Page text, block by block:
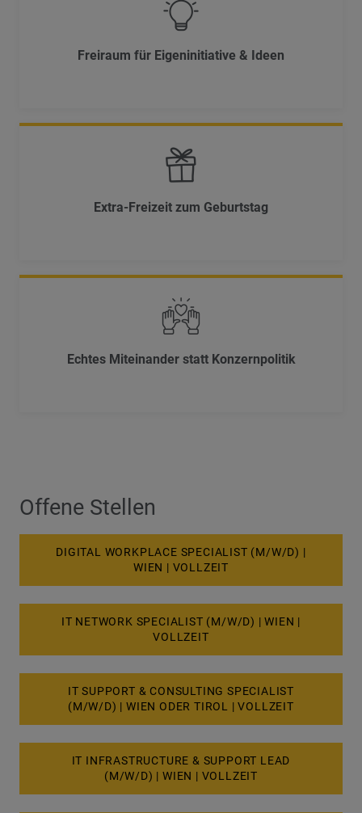
Freiraum für Eigeninitiative & Ideen
Extra-Freizeit zum Geburtstag
Echtes Miteinander statt Konzernpolitik
Offene Stellen
DIGITAL WORKPLACE SPECIALIST (M/W/D) |
WIEN | VOLLZEIT
IT NETWORK SPECIALIST (M/W/D) | WIEN |
VOLLZEIT
IT SUPPORT & CONSULTING SPECIALIST
(M/W/D) | WIEN ODER TIROL | VOLLZEIT
IT INFRASTRUCTURE & SUPPORT LEAD
(M/W/D) | WIEN | VOLLZEIT